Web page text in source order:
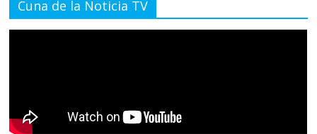
Cuna de la Noticia TV